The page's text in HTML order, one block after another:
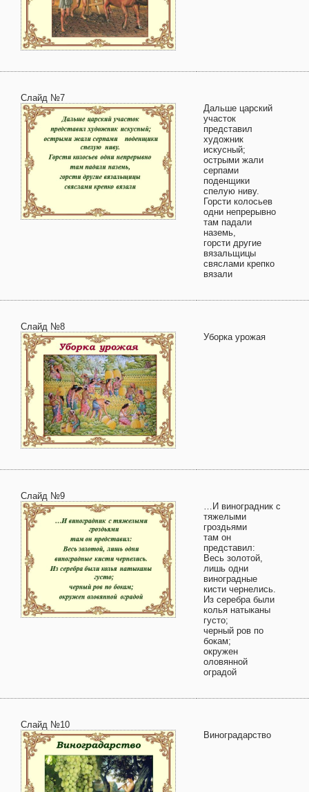
Слайд №7
Дальше царский
участок
представил
художник
искусный;
острыми жали
серпами
поденщики
спелую ниву.
Горсти колосьев
одни непрерывно
там падали
наземь,
горсти другие
вязальщицы
свяслами крепко
вязали
Слайд №8
Уборка урожая
Слайд №9
…И виноградник с
тяжелыми
гроздьями
там он
представил:
Весь золотой,
лишь одни
виноградные
кисти чернелись.
Из серебра были
колья натыканы
густо;
черный ров по
бокам;
окружен
оловянной
оградой
Слайд №10
Виноградарство